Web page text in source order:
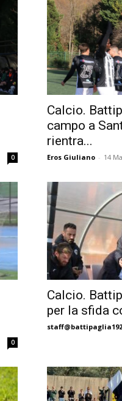
0
Calcio.
campo a
rientra...
Eros Giuliano - 14
0
Calcio.
per la sfida